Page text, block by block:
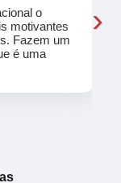
o
motivantes
Fazem um
é uma
›